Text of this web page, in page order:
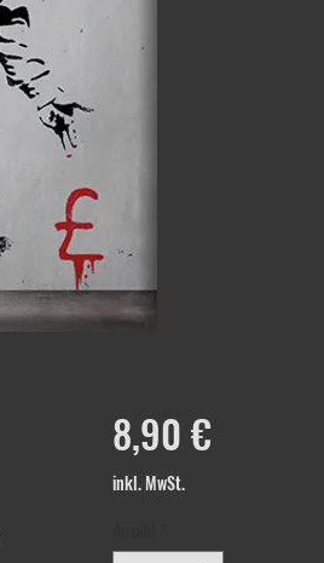
8,90 €Preis
inkl. MwSt.